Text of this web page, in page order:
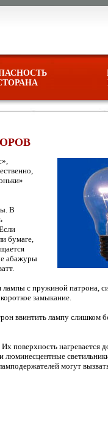
В
бумаге,
абажуры
с пружиной патрона,
замыкание.
ввинтить лампу слишком
поверхность нагревается
люминесцентные
могут